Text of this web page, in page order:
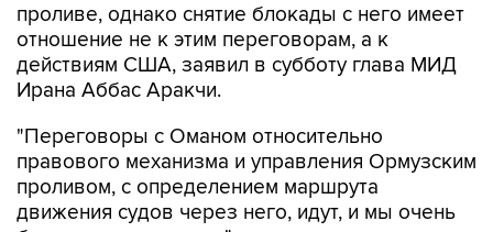
действиям США, заявил в субботу глава МИД
Ирана Аббас Аракчи.
"Переговоры с Оманом относительно
проливом, с определением маршрута
движения судов через него, идут, и мы очень
близки к соглашению", - приводит агентство
Tasnim слова министра.